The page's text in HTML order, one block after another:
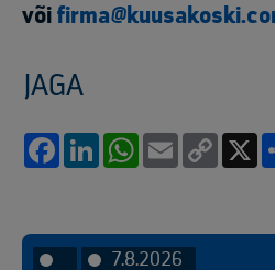
või
JAGA
FacebookLinkedInWhatsApp
Email
Copy
7.8.2026